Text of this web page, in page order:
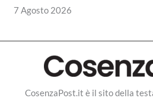
7 Agosto 2026
CosenzaPost.it è il sito della